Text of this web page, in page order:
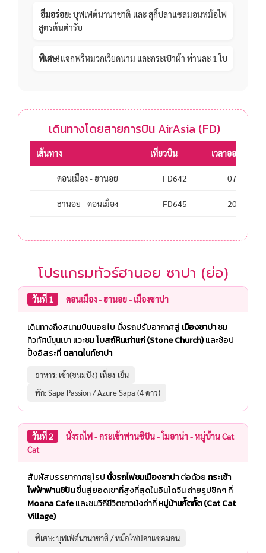
อิ่มอร่อย:บุฟเฟ่ต์นานาชาติ และ สุกี้ปลาแซลมอนหม้อไฟ
สูตรต้นตำรับ
พิเศษ! แจกฟรีหมวกเวียดนาม และกระเป๋าผ้า ท่านละ 1 ใบ
️ เดินทางโดยสายการบิน AirAsia (FD)
เส้นทาง เที่ยวบิน เวลาออก
ดอนเมือง - ฮานอย FD642 07.00
ฮานอย - ดอนเมือง FD645 20.50
โปรแกรมทัวร์ฮานอย ซาปา (ย่อ)
วันที่ 1 ดอนเมือง - ฮานอย - เมืองซาปา
เดินทางถึงสนามบินนอยไบ นั่งรถปรับอากาศสู่ เมืองซาปาชม
ทิวทัศน์ขุนเขา แวะชมโบสถ์หินเก่าแก่ (Stone Church)และช้อป
ปิ้งอิสระที่ตลาดไนท์ซาปา
️ อาหาร: เช้า(ขนมปัง)-เที่ยง-เย็น
️ พัก: Sapa Passion / Azure Sapa (4 ดาว)
วันที่ 2
นั่งรถไฟ - กระเช้าฟานซิปัน - โมอาน่า - หมู่บ้าน Cat
Cat
สัมผัสบรรยากาศยุโรป นั่งรถไฟชมเมืองซาปาต่อด้วยกระเช้า
ไฟฟ้าฟานซิปันขึ้นสู่ยอดเขาที่สูงที่สุดในอินโดจีน ถ่ายรูปชิคๆ ที่
Moana Cafeและชมวิถีชีวิตชาวม้งดำที่หมู่บ้านกั๊ตกั๊ต (Cat Cat
Village)
️ พิเศษ: บุฟเฟ่ต์นานาชาติ / หม้อไฟปลาแซลมอน